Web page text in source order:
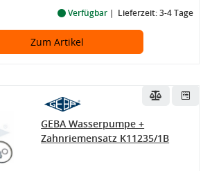
Verfügbar Lieferzeit: 3-4 Tage
Zum Artikel
GEBA Wasserpumpe +
Zahnriemensatz K11235/1B